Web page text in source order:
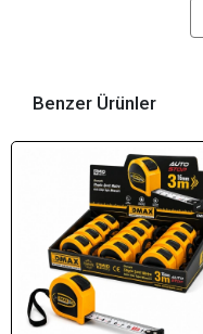
Benzer Ürünler